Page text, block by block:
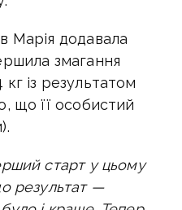
Марія додавала
змагання
із результатом
що її особистий
старт у цьому
результат —